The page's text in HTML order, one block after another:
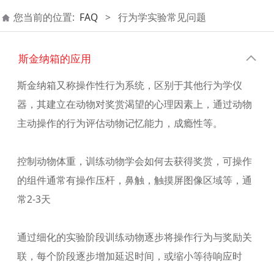
您当前的位置: FAQ > 行为学实验常见问题
斯金纳箱的应用
斯金纳箱又称操作性行为系统，区别于其他行为学仪
器，其建立在动物对奖赏渴望的心理因素上，通过动物
主动操作的行为评估动物记忆能力，成瘾性等。
控制动物体重，训练动物学会如何去获得奖赏，可操作
的组件通常有操作压杆，鼻触，触摸屏图像区域等，通
常2-3天
通过细化的实验阶段训练动物逐步将操作行为与奖励关
联，每个阶段逐步增加延迟时间，或缩小等待响应时